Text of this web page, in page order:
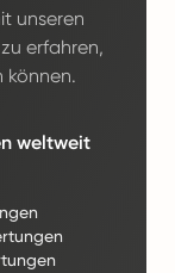
unseren
erfahren,
können.
weltweit